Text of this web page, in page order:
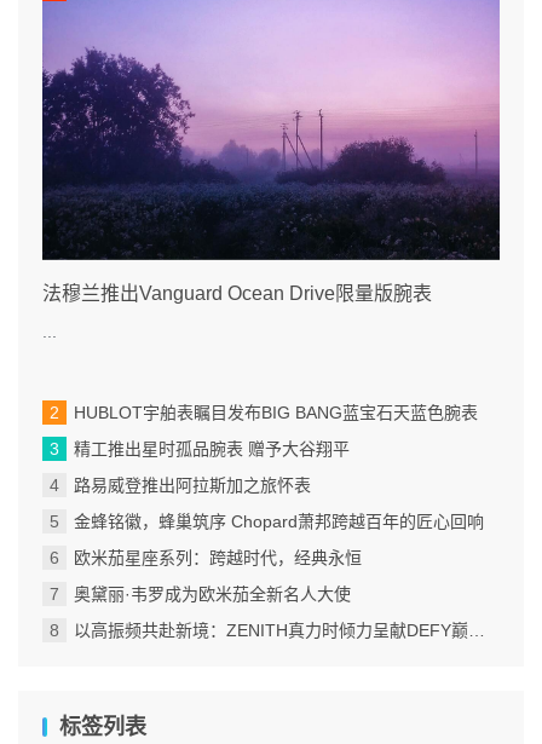
法穆兰推出Vanguard Ocean Drive限量版腕表
HUBLOT宇舶表瞩目发布BIG BANG蓝宝石天蓝色腕表
精工推出星时孤品腕表 赠予大谷翔平
路易威登推出阿拉斯加之旅怀表
金蜂铭徽，蜂巢筑序 Chopard萧邦跨越百年的匠心回响
欧米茄星座系列：跨越时代，经典永恒
奥黛丽·韦罗成为欧米茄全新名人大使
以高振频共赴新境：ZENITH真力时倾力呈献DEFY巅峰系列EXTREME ULTRAVIOLET腕表
标签列表